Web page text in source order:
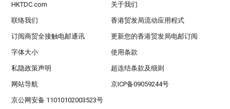
HKTDC.com 关于我们
联络我们 香港贸发局流动应用程式
订阅商贸全接触电邮通讯 更新您的香港贸发局电邮订阅
字体大小 使用条款
私隐政策声明 超连结条款及细则
网站导航 京ICP备09059244号
京公网安备 11010102003523号